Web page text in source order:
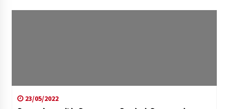
23/05/2022